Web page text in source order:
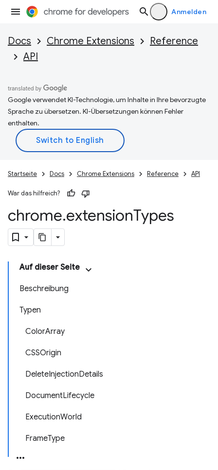
Anmelden
Docs Chrome Extensions
Reference
API
Google verwendet KI-Technologie, um Inhalte in Ihre bevorzugte
Sprache zu übersetzen. KI-Übersetzungen können Fehler
enthalten.
Startseite Docs Chrome Extensions Reference API
War das hilfreich?
chrome.extensionTypes
Auf dieser Seite
Beschreibung
Typen
ColorArray
CSSOrigin
DeleteInjectionDetails
DocumentLifecycle
ExecutionWorld
FrameType